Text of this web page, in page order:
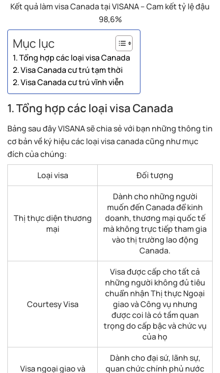
Kết quả làm visa Canada tại VISANA – Cam kết tỷ lệ đậu
98,6%
Mục lục
1. Tổng hợp các loại visa Canada
2. Visa Canada cư trú tạm thời
2. Visa Canada cư trú vĩnh viễn
1. Tổng hợp các loại visa Canada
Bảng sau đây VISANA sẽ chia sẻ với bạn những thông tin
cơ bản về ký hiệu các loại visa canada cũng như mục
đích của chúng:
Loại visa
Đối tượng
Thị thực diện thương
mại
Dành cho những người
muốn đến Canada để kinh
doanh, thương mại quốc tế
mà không trực tiếp tham gia
vào thị trường lao động
Canada.
Courtesy Visa
Visa được cấp cho tất cả
những người không đủ tiêu
chuẩn nhận Thị thực Ngoại
giao và Công vụ nhưng
được coi là có tầm quan
trọng do cấp bậc và chức vụ
của họ
Visa ngoại giao và
Dành cho đại sứ, lãnh sự,
quan chức chính phủ nước